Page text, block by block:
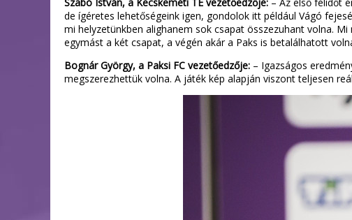
de ígéretes lehetőségeink igen, gondolok itt például Vágó
mi helyzetünkben alighanem sok csapat összezuhant volna.
egymást a két csapat, a végén akár a Paks is betalálhatott
Bognár György, a Paksi FC vezetőedzője: – Igazságos
megszerezhettük volna. A játék kép alapján viszont teljesen